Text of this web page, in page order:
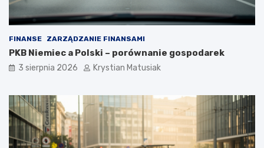
FINANSE ZARZĄDZANIE FINANSAMI
PKB Niemiec a Polski – porównanie gospodarek
3 sierpnia 2026 Krystian Matusiak